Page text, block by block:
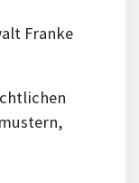
Franke